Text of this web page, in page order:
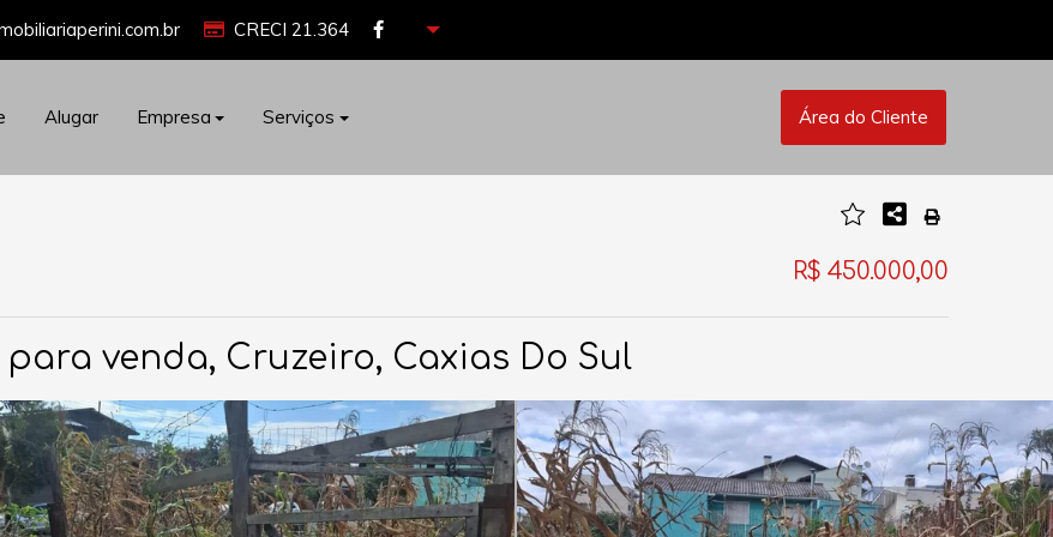
CRECI 21.364
Alugar Empresa Serviços Área do Cliente
R$ 450.000,00
para venda, Cruzeiro, Caxias Do Sul